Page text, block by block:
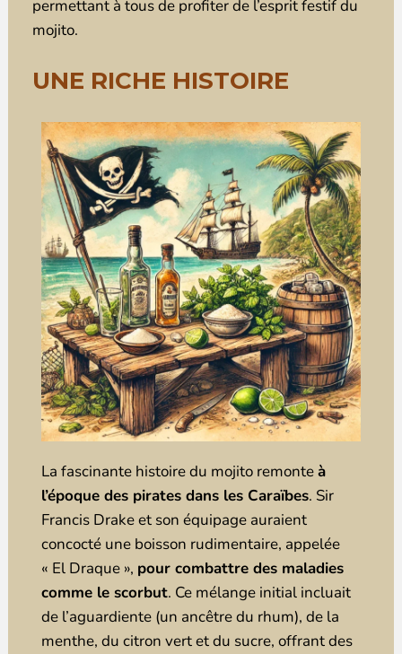
permettant à tous de profiter de l’esprit festif du
mojito.
UNE RICHE HISTOIRE
La fascinante histoire du mojito remonteà
l’époque des pirates dans les Caraïbes. Sir
Francis Drake et son équipage auraient
concocté une boisson rudimentaire, appelée
« El Draque », pour combattre des maladies
comme le scorbut. Ce mélange initial incluait
de l’aguardiente (un ancêtre du rhum), de la
menthe, du citron vert et du sucre, offrant des